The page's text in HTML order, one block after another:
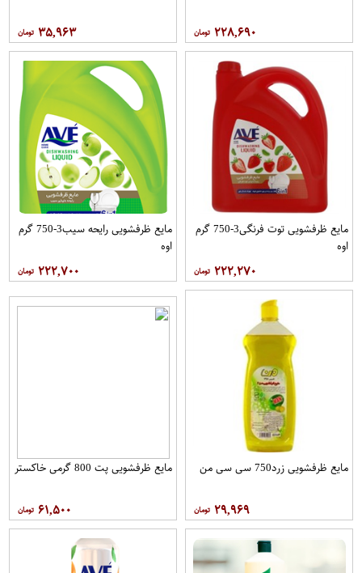
۲۲۸,۶۹۰ ۳۵,۹۶۳
مایع ظرفشویی توت فرنگی3-750 گرم
اوه
۲۲۲,۲۷۰
مایع ظرفشویی رایحه سیب3-750 گرم
اوه
۲۲۲,۷۰۰
مایع ظرفشویی زرد750 سی سی من
۲۹,۹۶۹
مایع ظرفشویی پت 800 گرمی خاکستر
۶۱,۵۰۰